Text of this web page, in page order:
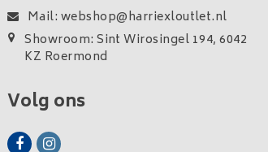
Mail: webshop@harriexloutlet.nl
Showroom: Sint Wirosingel 194, 6042
KZ Roermond
Volg ons